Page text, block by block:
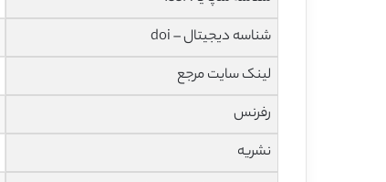
شناسه دیجیتال – doi
لینک سایت مرجع
رفرنس
نشریه